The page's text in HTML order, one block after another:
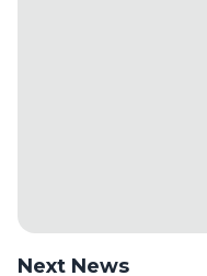
Next News